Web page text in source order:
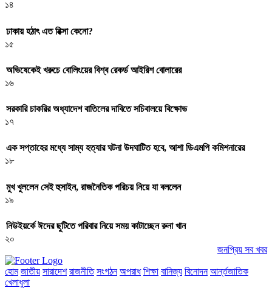
১৪
ঢাকায় হঠাৎ এত রিক্সা কেনো?
১৫
অভিষেকেই খরুচে বোলিংয়ের বিশ্ব রেকর্ড আইরিশ বোলারের
১৬
সরকারি চাকরির অধ্যাদেশ বাতিলের দাবিতে সচিবালয়ে বিক্ষোভ
১৭
এক সপ্তাহের মধ্যে সাম্য হত্যার ঘটনা উদঘাটিত হবে, আশা ডিএমপি কমিশনারের
১৮
মুখ খুললেন সেই হুসাইন, রাজনৈতিক পরিচয় নিয়ে যা বললেন
১৯
নিউইয়র্কে ঈদের ছুটিতে পরিবার নিয়ে সময় কাটাচ্ছেন রুনা খান
২০
জনপ্রিয় সব খবর
হোম জাতীয় সারাদেশ রাজনীতি সংগঠন অপরাধ শিক্ষা বানিজ্য বিনোদন আর্ন্তজাতিক
খেলাধুলা